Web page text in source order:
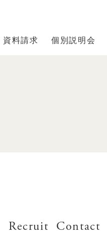
資料請求 個別説明会
Recruit Contact